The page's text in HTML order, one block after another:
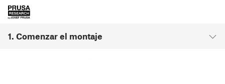
1. Comenzar el montaje